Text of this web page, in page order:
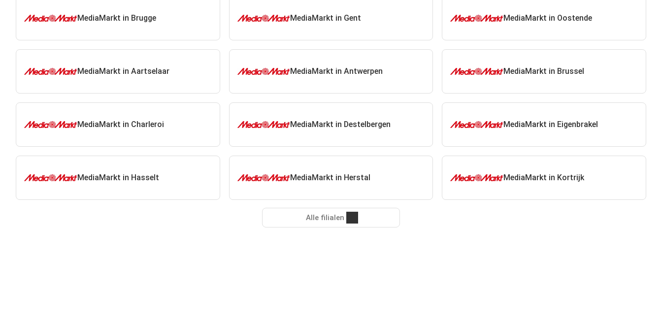
MediaMarkt in Brugge MediaMarkt in Gent MediaMarkt in Oostende
MediaMarkt in Aartselaar MediaMarkt in Antwerpen MediaMarkt in Brussel
MediaMarkt in Charleroi MediaMarkt in Destelbergen MediaMarkt in Eigenbrakel
MediaMarkt in Hasselt MediaMarkt in Herstal MediaMarkt in Kortrijk
Alle filialen